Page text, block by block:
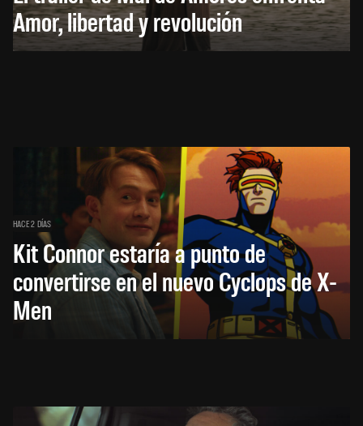
Amor, libertad y revolución
HACE 2 DÍAS
Kit Connor estaría a punto de
convertirse en el nuevo Cyclops de X-
Men